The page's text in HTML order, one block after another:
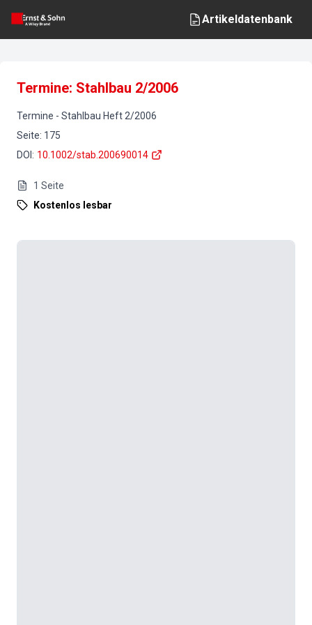
Artikeldatenbank
Termine: Stahlbau 2/2006
Termine - Stahlbau Heft 2/2006
Seite: 175
DOI : 10.1002/stab.200690014
1 Seite
Kostenlos lesbar